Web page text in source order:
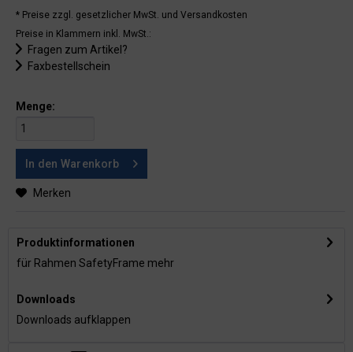
* Preise zzgl. gesetzlicher MwSt. und Versandkosten
Preise in Klammern inkl. MwSt.:
Fragen zum Artikel?
Faxbestellschein
Menge:
In den Warenkorb
Merken
Produktinformationen
für Rahmen SafetyFrame mehr
Downloads
Downloads aufklappen